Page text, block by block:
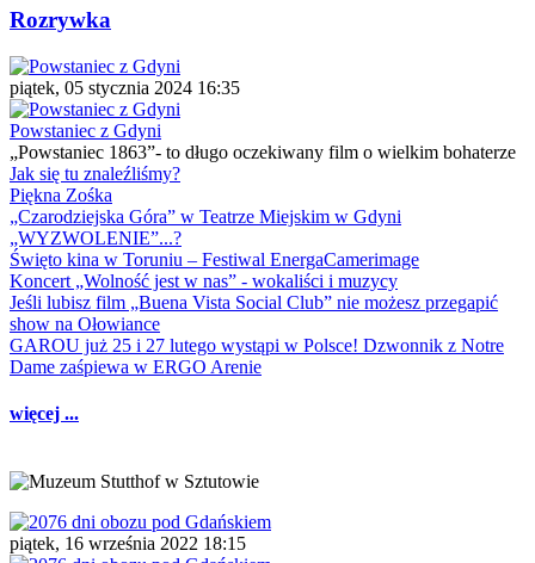
Rozrywka
piątek, 05 stycznia 2024 16:35
Powstaniec z Gdyni
„Powstaniec 1863”- to długo oczekiwany film o wielkim bohaterze
Jak się tu znaleźliśmy?
Piękna Zośka
„Czarodziejska Góra” w Teatrze Miejskim w Gdyni
„WYZWOLENIE”...?
Święto kina w Toruniu – Festiwal EnergaCamerimage
Koncert „Wolność jest w nas” - wokaliści i muzycy
Jeśli lubisz film „Buena Vista Social Club” nie możesz przegapić
show na Ołowiance
GAROU już 25 i 27 lutego wystąpi w Polsce! Dzwonnik z Notre
Dame zaśpiewa w ERGO Arenie
więcej ...
piątek, 16 września 2022 18:15